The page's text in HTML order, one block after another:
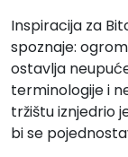
Inspiracija za
spoznaje:
ostavlja
terminologije i
tržištu iznjedrio
bi se